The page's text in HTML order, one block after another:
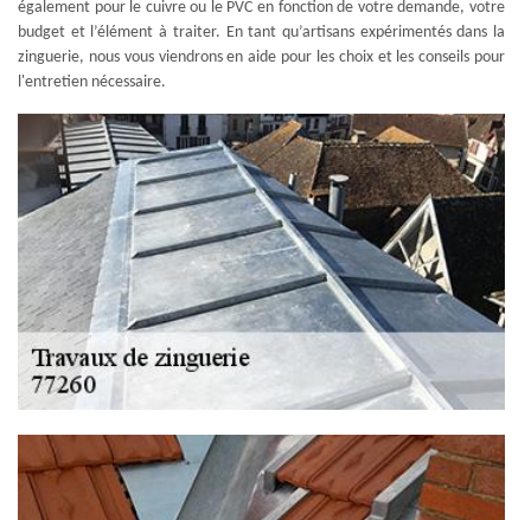
également pour le cuivre ou le PVC en fonction de votre demande, votre
budget et l’élément à traiter. En tant qu’artisans expérimentés dans la
zinguerie, nous vous viendrons en aide pour les choix et les conseils pour
l'entretien nécessaire.